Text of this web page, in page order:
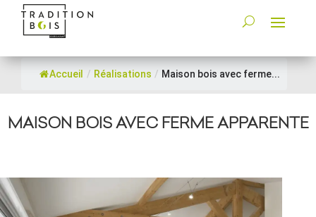
Accueil / Réalisations / Maison bois avec ferme...
MAISON BOIS AVEC FERME APPARENTE